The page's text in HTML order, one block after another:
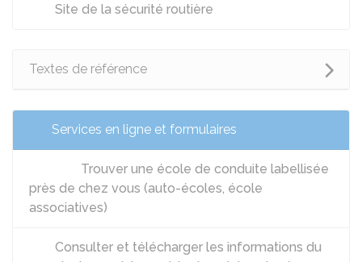
Site de la sécurité routière
Textes de référence
Services en ligne et formulaires
Trouver une école de conduite labellisée
près de chez vous (auto-écoles, école
associatives)
Consulter et télécharger les informations du